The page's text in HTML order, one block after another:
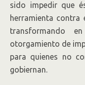
sido impedir que
herramienta
transformando
otorgamiento de
para quienes no
gobiernan.